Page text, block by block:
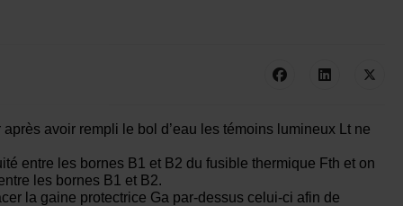
avoir rempli le bol d’eau les témoins lumineux Lt ne
entre les bornes B1 et B2 du fusible thermique Fth et on
les bornes B1 et B2.
la gaine protectrice Ga par-dessus celui-ci afin de